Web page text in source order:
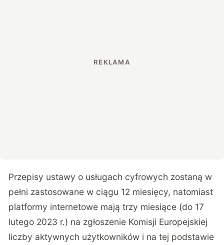
Przepisy ustawy o usługach cyfrowych zostaną w
pełni zastosowane w ciągu 12 miesięcy, natomiast
platformy internetowe mają trzy miesiące (do 17
lutego 2023 r.) na zgłoszenie Komisji Europejskiej
liczby aktywnych użytkowników i na tej podstawie